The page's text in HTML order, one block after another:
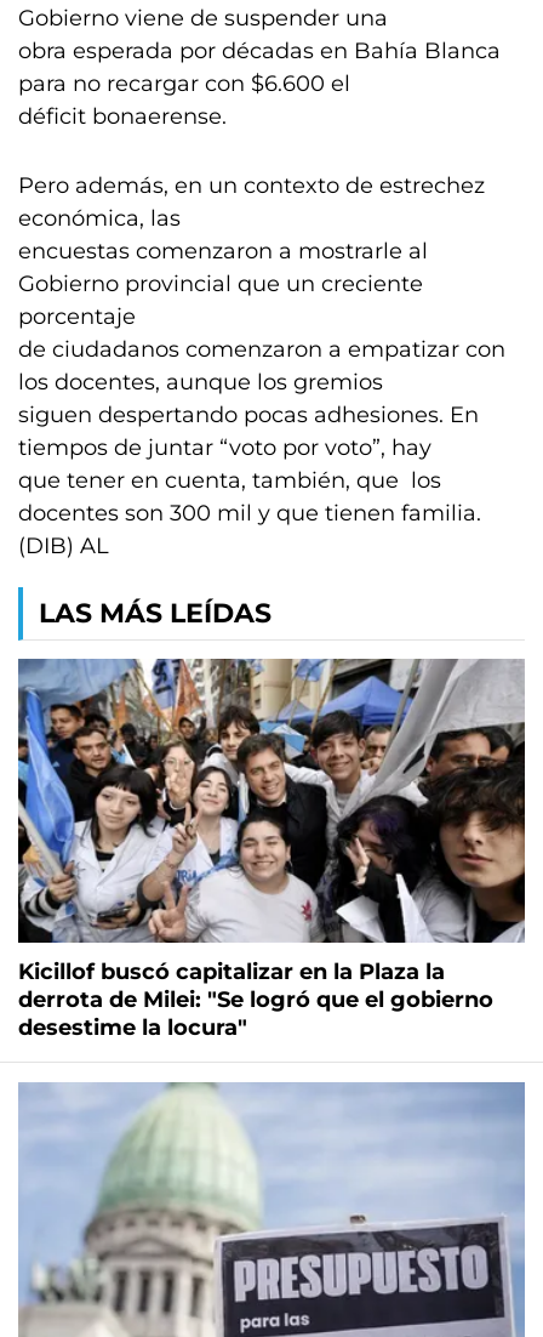
Gobierno viene de suspender una
obra esperada por décadas en Bahía Blanca
para no recargar con $6.600 el
déficit bonaerense.
Pero además, en un contexto de estrechez
económica, las
encuestas comenzaron a mostrarle al
Gobierno provincial que un creciente
porcentaje
de ciudadanos comenzaron a empatizar con
los docentes, aunque los gremios
siguen despertando pocas adhesiones. En
tiempos de juntar “voto por voto”, hay
que tener en cuenta, también, que los
docentes son 300 mil y que tienen familia.
(DIB) AL
LAS MÁS LEÍDAS
Kicillof buscó capitalizar en la Plaza la
derrota de Milei: "Se logró que el gobierno
desestime la locura"